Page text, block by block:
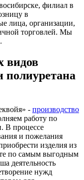
филиал в
в
лица, организации,
торговлей. Мы
видов
полиуретана
- производство
работу по
В процессе
и пожелания
изделия из
по самым выгодным
деятельность
нужд